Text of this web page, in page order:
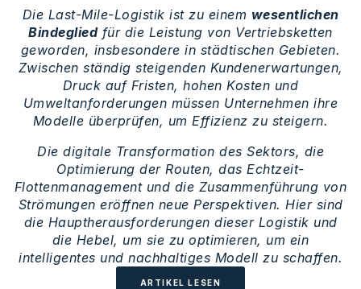
Die Last-Mile-Logistik ist zu einem wesentlichen
Bindegliedfür die Leistung von Vertriebsketten
geworden, insbesondere in städtischen Gebieten.
Zwischen ständig steigenden Kundenerwartungen,
Druck auf Fristen, hohen Kosten und
Umweltanforderungen müssen Unternehmen ihre
Modelle überprüfen, um Effizienz zu steigern.
Die digitale Transformation des Sektors, die
Optimierung der Routen, das Echtzeit-
Flottenmanagement und die Zusammenführung von
Strömungen eröffnen neue Perspektiven. Hier sind
die Hauptherausforderungen dieser Logistik und
die Hebel, um sie zu optimieren, um ein
intelligentes und nachhaltiges Modell zu schaffen.
ARTIKEL LESEN